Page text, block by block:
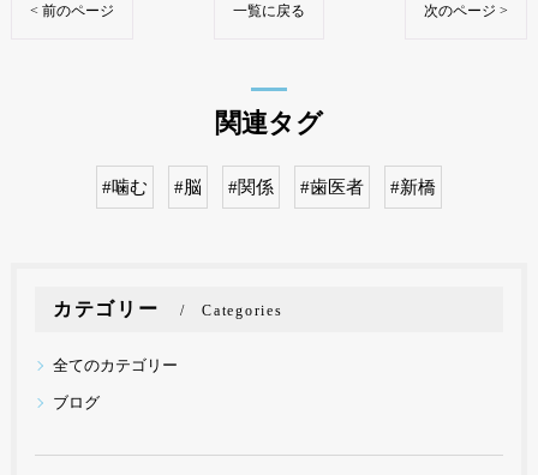
< 前のページ 一覧に戻る 次のページ >
関連タグ
#噛む #脳 #関係 #歯医者 #新橋
カテゴリー Categories
全てのカテゴリー
ブログ